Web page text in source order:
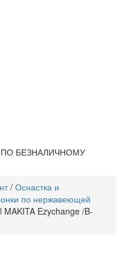
БЕЗНАЛИЧНОМУ
/ Оснастка и
по нержавеющей
Ezychange /B-